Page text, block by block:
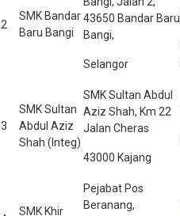
2
SMK Bandar
Baru Bangi
43650 Bandar Baru
Bangi,
Selangor
3
SMK Sultan
Abdul Aziz
Shah (Integ)
SMK Sultan Abdul
Aziz Shah, Km 22
Jalan Cheras
43000 Kajang
SMK Khir
Pejabat Pos
Beranang,